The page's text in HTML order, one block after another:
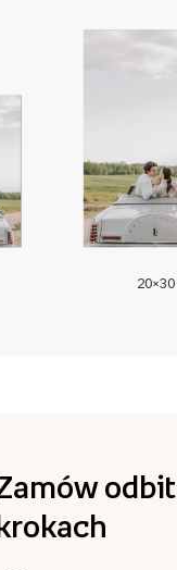
20×30
krokach